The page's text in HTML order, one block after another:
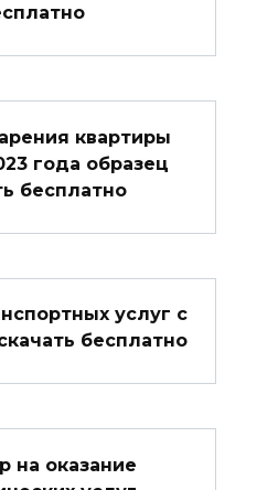
квартиры
года образец
бесплатно
услуг с
бесплатно
на оказание